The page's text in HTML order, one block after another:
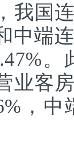
我国
中端
业客
，